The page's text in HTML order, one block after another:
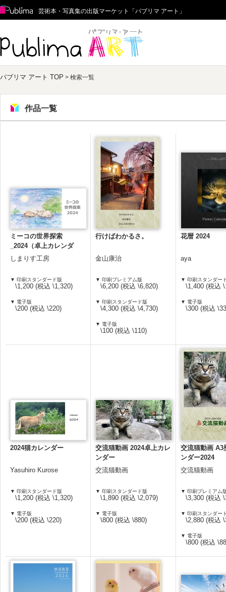
Publima
芸術本・写真集の出版マーケット「パブリマ アート」
パブリマ アート TOP > 検索一覧
作品一覧
ミーコの世界探索
_2024（卓上カレンダ
ー）
しまりす工房
▼ 印刷スタンダード版
\1,200 (税込 \1,320)
▼ 電子版
\200 (税込 \220)
行けばわかるさ。
金山康治
▼ 印刷プレミアム版
\6,200 (税込 \6,820)
▼ 印刷スタンダード版
\4,300 (税込 \4,730)
▼ 電子版
\100 (税込 \110)
花暦 2024
aya
▼ 印刷スタンダー
\1,400 (税込
▼ 電子版
\300 (税込
2024猫カレンダー
Yasuhiro Kurose
▼ 印刷スタンダード版
\1,200 (税込 \1,320)
▼ 電子版
\200 (税込 \220)
交流猫動画 2024卓上カレ
ンダー
交流猫動画
▼ 印刷スタンダード版
\1,890 (税込 \2,079)
▼ 電子版
\800 (税込 \880)
交流猫動画 A3
ンダー2024
交流猫動画
▼ 印刷プレミアム
\3,300 (税込
▼ 印刷スタンダー
\2,880 (税込
▼ 電子版
\800 (税込